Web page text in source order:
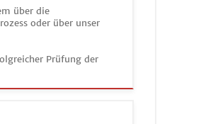
über die
oder über unser
Prüfung der